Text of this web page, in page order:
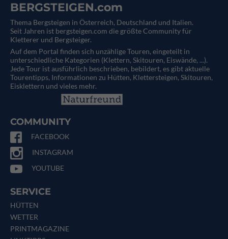
BERGSTEIGEN.com
Thema Bergsteigen in Österreich, Deutschland und Italien.
Seit Jahren ist bergsteigen.com die größte Community für
Kletterer und Bergsteiger.
Auf dem Portal finden sich unzählige Touren, eingeteilt in
unterschiedliche Kategorien (Klettern, Skitouren, Eiswände, ...).
Jede Tour ist ausführlich beschrieben, bebildert, es gibt aktuelle
Tourentipps, Informationen zu Hütten, Klettersteigen, Skitouren,
Eisklettern und vieles mehr.
COMMUNITY
FACEBOOK
INSTAGRAM
YOUTUBE
SERVICE
HÜTTEN
WETTER
PRINTMAGAZINE